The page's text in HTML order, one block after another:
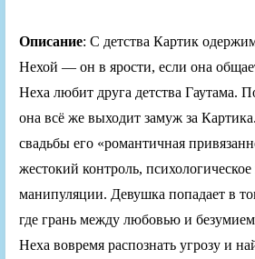
Описание: С детства Картик
Нехой — он в ярости, если она
Неха любит друга детства Гаутама.
она всё же выходит замуж за
свадьбы его «романтичная
жестокий контроль,
манипуляции. Девушка попадает в
где грань между любовью и
Неха вовремя распознать угрозу и